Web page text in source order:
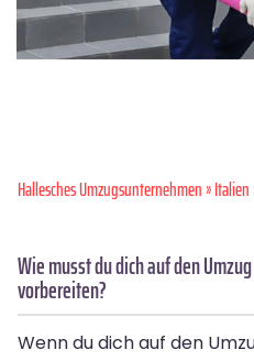
Hallesches Umzugsunternehmen»Italien
Wie musst du dich auf den
vorbereiten?
Wenn du dich auf den